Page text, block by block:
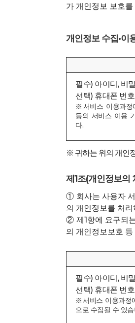
가 개인정보 보호
개인정보 수집·이
필수) 아이디, 비
선택) 휴대폰 번
※서비스 이용과정
등의 서비스 이용
다.
※ 귀하는 위의 개인
제1조(개인정보의
① 회사는 사용자
의 개인정보를 처
② 제1항에 요구되
의 개인정보보호
필수) 아이디, 비
선택) 휴대폰 번
※서비스 이용과정
으로 수집될 수 있